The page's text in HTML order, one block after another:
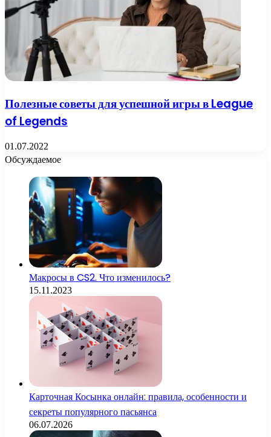
Полезные советы для успешной игры в League
of Legends
01.07.2022
Обсуждаемое
Макросы в CS2. Что изменилось?
15.11.2023
Карточная Косынка онлайн: правила, особенности и
секреты популярного пасьянса
06.07.2026